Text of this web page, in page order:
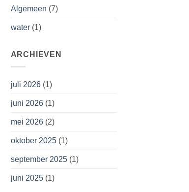
Algemeen (7)
water(1)
ARCHIEVEN
juli 2026(1)
juni 2026(1)
mei 2026(2)
oktober 2025(1)
september 2025(1)
juni 2025(1)